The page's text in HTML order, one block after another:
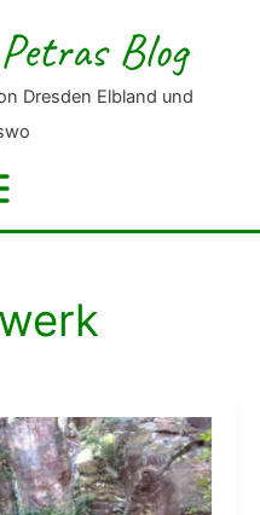
Blog
Dresden Elbland und